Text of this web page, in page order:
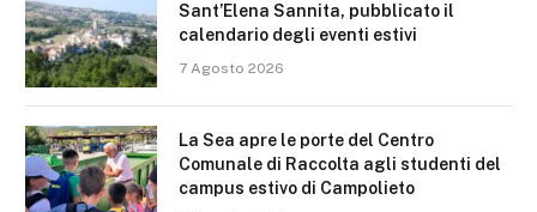
Sant’Elena Sannita, pubblicato il
calendario degli eventi estivi
7 Agosto 2026
La Sea apre le porte del Centro
Comunale di Raccolta agli studenti del
campus estivo di Campolieto